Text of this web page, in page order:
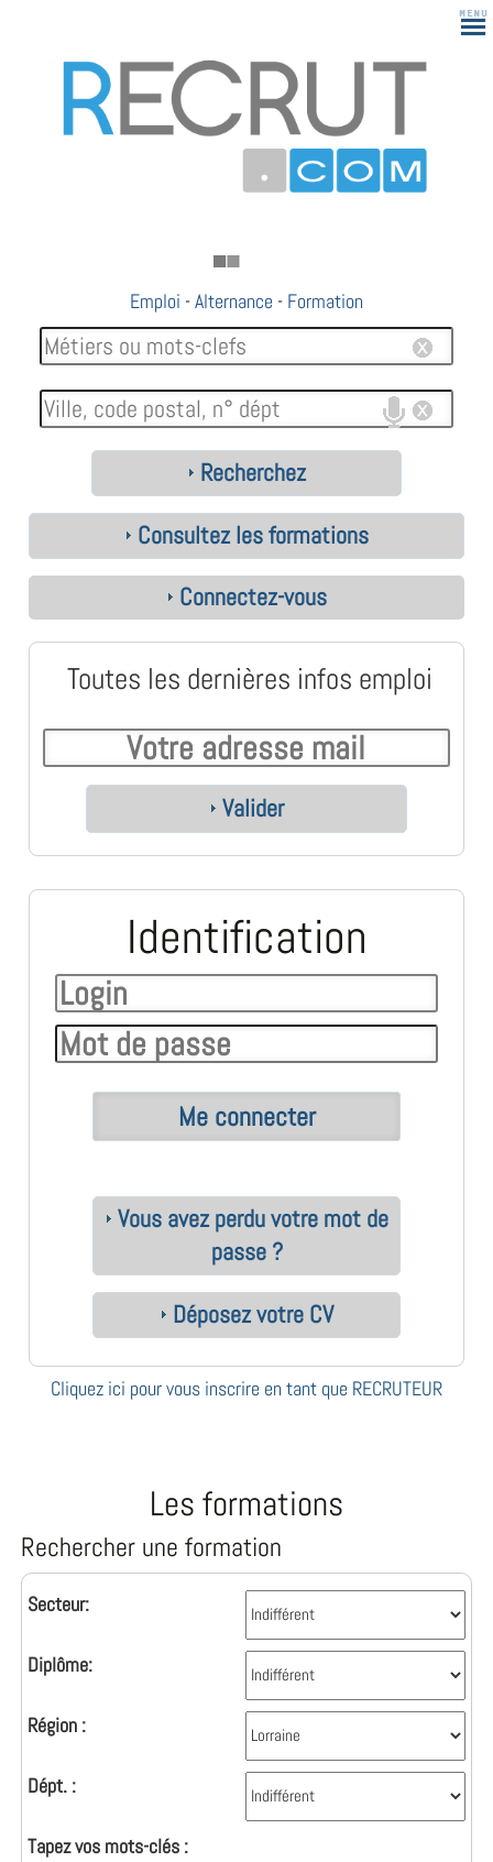
Emploi -Alternance - Formation
Recherchez
Consultez les formations
Connectez-vous
Toutes les dernières infos emploi
Valider
Identification
Vous avez perdu votre mot de
passe ?
Déposez votre CV
Cliquez ici pour vous inscrire en tant que RECRUTEUR
Les formations
Rechercher une formation
Secteur:
Diplôme:
Région :
Dépt. :
Tapez vos mots-clés :